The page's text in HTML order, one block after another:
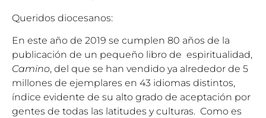
Queridos diocesanos:
En este año de 2019 se cumplen 80 años de la
publicación de un pequeño libro de espiritualidad,
Camino, del que se han vendido ya alrededor de 5
millones de ejemplares en 43 idiomas distintos,
índice evidente de su alto grado de aceptación por
gentes de todas las latitudes y culturas. Como es